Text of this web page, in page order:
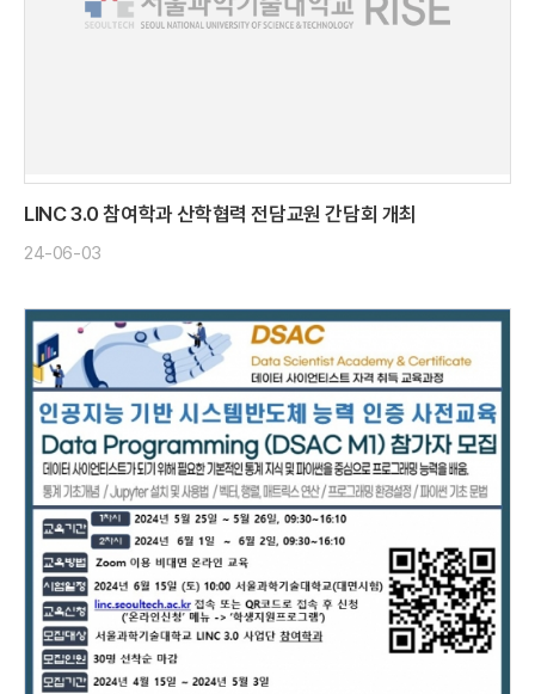
LINC 3.0 참여학과 산학협력 전담교원 간담회 개최
24-06-03